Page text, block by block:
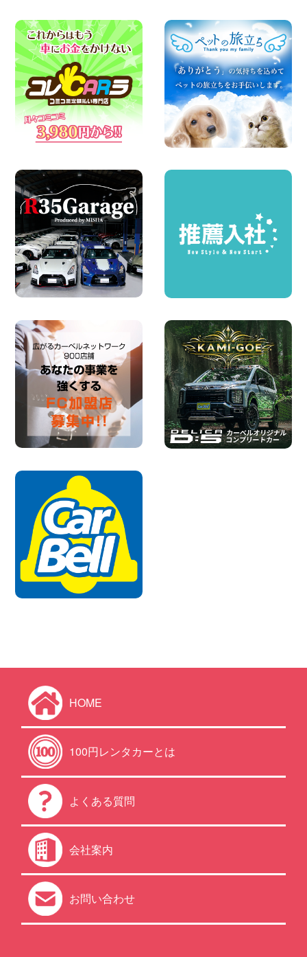
100円レンタカー 各務原那加
2026年08月06日
空き有ります!!コンパクトSUV 軽 ミニバ
ン 軽トラ 車種多数!!関東圏必見♪ 東京都
町田根岸店
100円レンタカー 町田根岸
2026年08月06日
体調崩してませんか?? 兵庫県 加古川店
100円レンタカー 加古川
2026年08月06日
ハイエースワゴンGL!!クルーズコントロ
ールが付いている〜!! 福島県 福島笹木野
2026年08月05日
※※超格安日額5,800円※※荷物運びに最適
の軽バンのレンタカー!! 出雲ドーム前店
島根県 出雲ドーム前店
HOME
100円レンタカーとは
よくある質問
会社案内
お問い合わせ